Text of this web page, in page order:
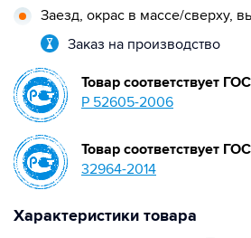
Заезд, окрас в массе/сверху,
Заказ на производство
Товар соответствует
Р 52605-2006
Товар соответствует
32964-2014
Характеристики товара